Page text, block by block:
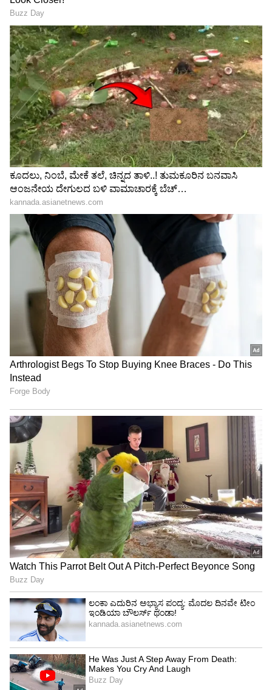
Related Articles
Maa Inti Bangaram Review: ಮಾಸ್ ಅವತಾರದಲ್ಲಿ
ಸಮಂತಾ: ಇಲ್ಲಿದೆ 'ಮಾ ಇಂಟಿ ಬಂಗಾರಂ' ಮೊದಲ
ವಿಮರ್ಶೆ!
Samantha: ಕೊನೆಗೂ ನನಸಾಯ್ತು ಸಮಂತಾ ಕನಸು:
ಅಂದು ಆ ಕಾರ್ಯಕ್ರಮದಲ್ಲಿ ಹೀಗಾ ಹೇಳಿದ್ದು?
3
5
Image Credit : Asianet News
ಮಾನಸಿಕವಾಗಿ ಸಿದ್ಧರಾಗಿರುತ್ತಾರೆ
'ಆಕೆ ಮೊದಲ ಟೇಕ್‌ನಲ್ಲೇ ಅತ್ಯುತ್ತಮ ಅಭಿನಯ ನೀಡುತ್ತಾರೆ.
ಅದಕ್ಕಾಗಿಯೇ ನಾನು ಹೆಚ್ಚಾಗಿ ಅವರ ಮೊದಲ ಟೇಕ್ ಅನ್ನೇ
ಬಳಸಿಕೊಳ್ಳುತ್ತೇನೆ. ಯಾಕಂದ್ರೆ, ವಿಭಿನ್ನವಾಗಿ ಏನನ್ನಾದರೂ
ಮಾಡಲು ಆಕೆ ಮಾನಸಿಕವಾಗಿ ಸಿದ್ಧರಾಗಿರುತ್ತಾರೆ' ಎಂದು
ರಾಜ್ ವಿವರಿಸಿದ್ದಾರೆ. ಚಿತ್ರರಂಗದಲ್ಲಿ ನಟ-ನಟಿಯರ ವೃತ್ತಿ
ಜೀವನದ ಅವಧಿಯ ಬಗ್ಗೆ ನಾವು ಆಗಾಗ ಚರ್ಚಿಸುತ್ತೇವೆ.
ಎಷ್ಟೇ ಆದರೂ, ಒಬ್ಬ ನಟನನ್ನು ದೀರ್ಘಕಾಲ ಚಿತ್ರರಂಗದಲ್ಲಿ
ಉಳಿಸುವುದು ಅವರ ನಟನಾ ಕೌಶಲ್ಯ ಮಾತ್ರ ಅನ್ನೋದು
ನಮಗೆ ಗೊತ್ತಿದೆ' ಎಂದು ರಾಜ್ ಹೇಳಿದ್ದಾರೆ.